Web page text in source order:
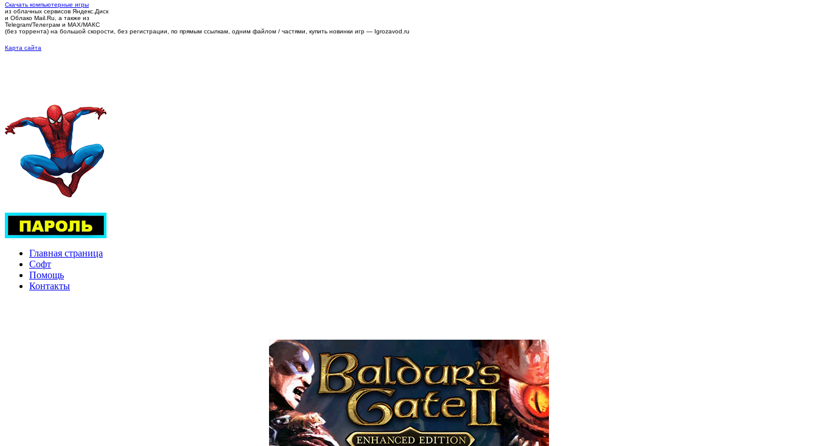
Скачать компьютерные игры
из облачных сервисов Яндекс.Диск
и Облако Mail.Ru, а также из
Telegram/Телеграм и MAX/МАКС
(без торрента) на большой скорости, без регистрации, по прямым ссылкам, одним файлом / частями, купить новинки игр — Igrozavod.ru
Карта сайта
Главная страница
Софт
Помощь
Контакты